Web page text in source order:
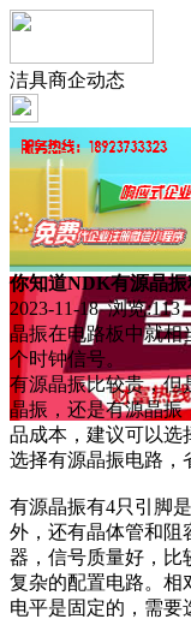
洁具商企动态
你知道NDK有源晶
2023-11-18 浏览:113
晶振在电路板中就相
个时钟信号。
有源晶振比较贵，但
晶振，还是有源晶振
品成本，建议可以选
选择有源晶振电路，
有源晶振有4只引脚
外，还有晶体管和阻
器，信号质量好，比
复杂的配置电路。相
电平是固定的，需要